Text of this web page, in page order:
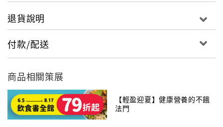
總是女性，但是也有漬男們享受宅在家、醃漬的樂趣，
更挑起傳承家族味道記憶的使命。
作者陳怡如說：
「她們帶領我領略了蘭陽平原的醃漬風景，共同經驗醃
漬過程中的摸索與開封的喜悅，她們身上有我嚮往的特
質，她們的生活帶出了農村的興味。」
退貨說明
付款/配送
商品相關策展
【輕盈迎夏】健康營養的不餓
法門